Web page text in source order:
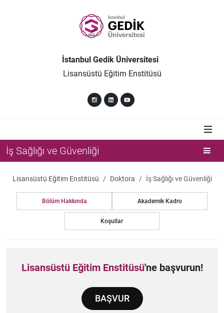
İstanbul Gedik Üniversitesi
Lisansüstü Eğitim Enstitüsü
İş Sağlığı ve Güvenliği
Lisansüstü Eğitim Enstitüsü Doktora İş Sağlığı ve Güvenliği
Bölüm Hakkında Akademik Kadro
Koşullar
Lisansüstü Eğitim Enstitüsü'ne başvurun!
BAŞVUR